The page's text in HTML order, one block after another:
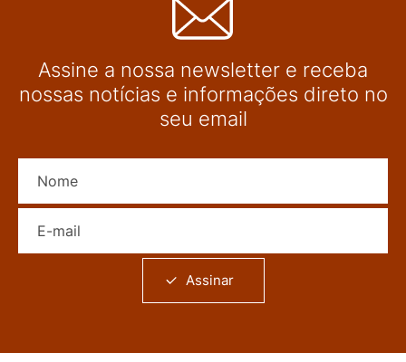
Assine a nossa newsletter e receba
nossas notícias e informações direto no
seu email
Assinar